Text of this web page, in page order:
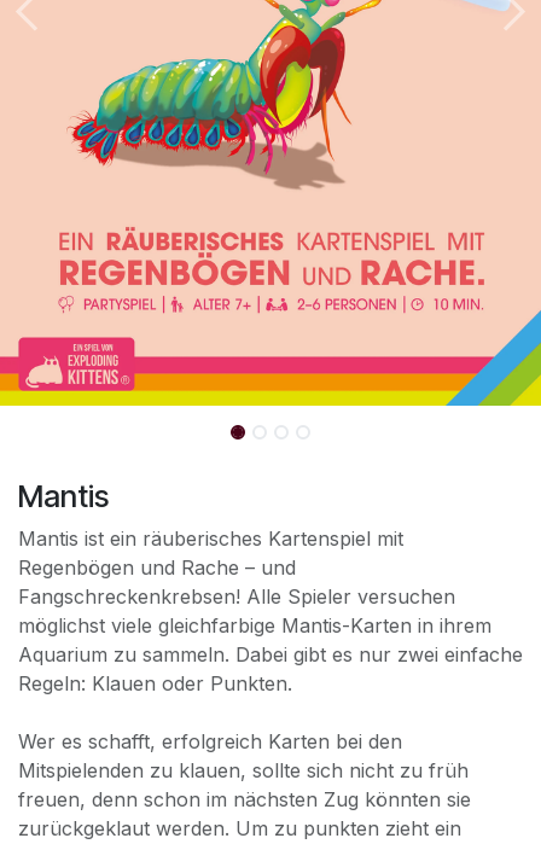
Mantis
Mantis ist ein räuberisches Kartenspiel mit
Regenbögen und Rache – und
Fangschreckenkrebsen! Alle Spieler versuchen
möglichst viele gleichfarbige Mantis-Karten in ihrem
Aquarium zu sammeln. Dabei gibt es nur zwei einfache
Regeln: Klauen oder Punkten.
Wer es schafft, erfolgreich Karten bei den
Mitspielenden zu klauen, sollte sich nicht zu früh
freuen, denn schon im nächsten Zug könnten sie
zurückgeklaut werden. Um zu punkten zieht ein